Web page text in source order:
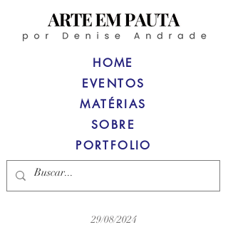
HOME
MATÉRIAS
SOBRE
PORTFOLIO
EVENTOS
29/08/2024